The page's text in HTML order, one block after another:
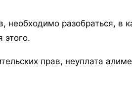
необходимо разобраться, в
этого.
прав, неуплата